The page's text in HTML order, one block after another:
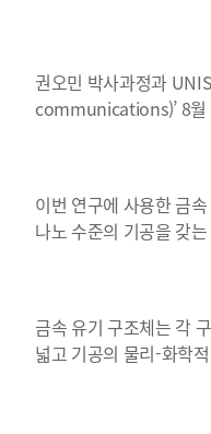
권오민 박사과정과
communications)’ 8
이번 연구에 사용한 금
나노 수준의 기공을 갖
금속 유기 구조체는 각
넓고 기공의 물리-화학